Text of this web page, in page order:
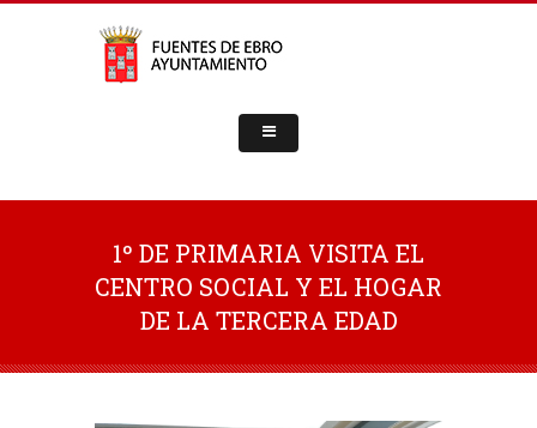
1º DE PRIMARIA VISITA EL
CENTRO SOCIAL Y EL HOGAR
DE LA TERCERA EDAD